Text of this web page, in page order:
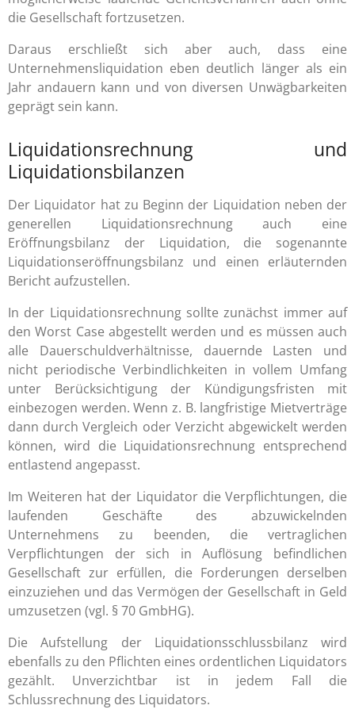
die Gesellschaft fortzusetzen.
Daraus erschließt sich aber auch, dass eine
Unternehmensliquidation eben deutlich länger als ein
Jahr andauern kann und von diversen Unwägbarkeiten
geprägt sein kann.
Liquidationsrechnung und
Liquidationsbilanzen
Der Liquidator hat zu Beginn der Liquidation neben der
generellen Liquidationsrechnung auch eine
Eröffnungsbilanz der Liquidation, die sogenannte
Liquidationseröffnungsbilanz und einen erläuternden
Bericht aufzustellen.
In der Liquidationsrechnung sollte zunächst immer auf
den Worst Case abgestellt werden und es müssen auch
alle Dauerschuldverhältnisse, dauernde Lasten und
nicht periodische Verbindlichkeiten in vollem Umfang
unter Berücksichtigung der Kündigungsfristen mit
einbezogen werden. Wenn z. B. langfristige Mietverträge
dann durch Vergleich oder Verzicht abgewickelt werden
können, wird die Liquidationsrechnung entsprechend
entlastend angepasst.
Im Weiteren hat der Liquidator die Verpflichtungen, die
laufenden Geschäfte des abzuwickelnden
Unternehmens zu beenden, die vertraglichen
Verpflichtungen der sich in Auflösung befindlichen
Gesellschaft zur erfüllen, die Forderungen derselben
einzuziehen und das Vermögen der Gesellschaft in Geld
umzusetzen (vgl. § 70 GmbHG).
Die Aufstellung der Liquidationsschlussbilanz wird
ebenfalls zu den Pflichten eines ordentlichen Liquidators
gezählt. Unverzichtbar ist in jedem Fall die
Schlussrechnung des Liquidators.